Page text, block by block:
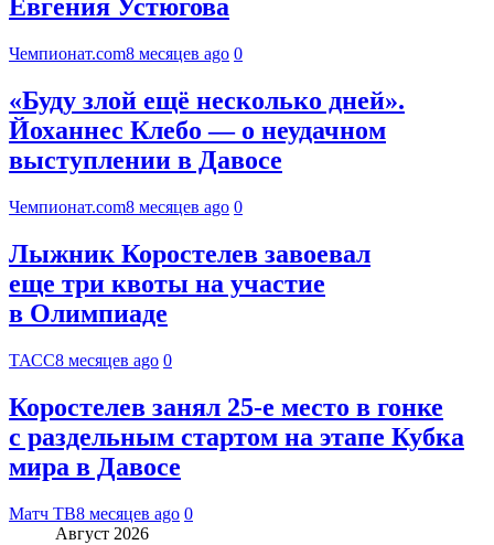
Евгения Устюгова
Чемпионат.com8 месяцев ago 0
«Буду злой ещё несколько дней».
Йоханнес Клебо — о неудачном
выступлении в Давосе
Чемпионат.com8 месяцев ago 0
Лыжник Коростелев завоевал
еще три квоты на участие
в Олимпиаде
ТАСС8 месяцев ago 0
Коростелев занял 25‑е место в гонке
с раздельным стартом на этапе Кубка
мира в Давосе
Матч ТВ8 месяцев ago 0
Август 2026